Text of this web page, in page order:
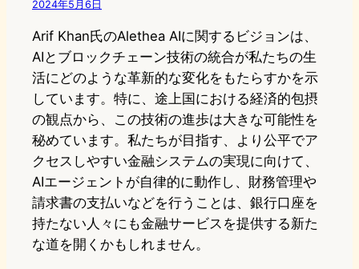
2024年5月6日
Arif Khan氏のAlethea AIに関するビジョンは、
AIとブロックチェーン技術の統合が私たちの生
活にどのような革新的な変化をもたらすかを示
しています。特に、途上国における経済的包摂
の観点から、この技術の進歩は大きな可能性を
秘めています。私たちが目指す、より公平でア
クセスしやすい金融システムの実現に向けて、
AIエージェントが自律的に動作し、財務管理や
請求書の支払いなどを行うことは、銀行口座を
持たない人々にも金融サービスを提供する新た
な道を開くかもしれません。